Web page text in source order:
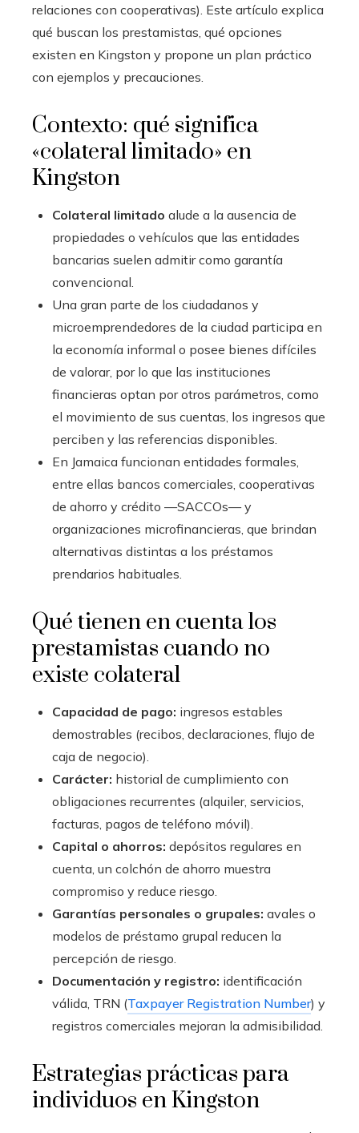
relaciones con cooperativas). Este artículo explica
qué buscan los prestamistas, qué opciones
existen en Kingston y propone un plan práctico
con ejemplos y precauciones.
Contexto: qué significa
«colateral limitado» en
Kingston
Colateral limitado alude a la ausencia de
propiedades o vehículos que las entidades
bancarias suelen admitir como garantía
convencional.
Una gran parte de los ciudadanos y
microemprendedores de la ciudad participa en
la economía informal o posee bienes difíciles
de valorar, por lo que las instituciones
financieras optan por otros parámetros, como
el movimiento de sus cuentas, los ingresos que
perciben y las referencias disponibles.
En Jamaica funcionan entidades formales,
entre ellas bancos comerciales, cooperativas
de ahorro y crédito —SACCOs— y
organizaciones microfinancieras, que brindan
alternativas distintas a los préstamos
prendarios habituales.
Qué tienen en cuenta los
prestamistas cuando no
existe colateral
Capacidad de pago: ingresos estables
demostrables (recibos, declaraciones, flujo de
caja de negocio).
Carácter: historial de cumplimiento con
obligaciones recurrentes (alquiler, servicios,
facturas, pagos de teléfono móvil).
Capital o ahorros: depósitos regulares en
cuenta, un colchón de ahorro muestra
compromiso y reduce riesgo.
Garantías personales o grupales: avales o
modelos de préstamo grupal reducen la
percepción de riesgo.
Documentación y registro: identificación
válida, TRN (Taxpayer Registration Number) y
registros comerciales mejoran la admisibilidad.
Estrategias prácticas para
individuos en Kingston